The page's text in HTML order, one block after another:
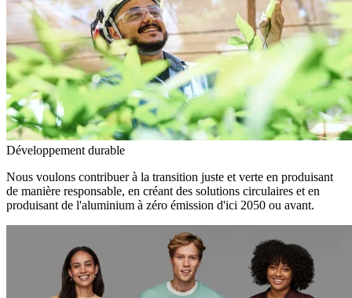
Développement durable
Nous voulons contribuer à la transition juste et verte en produisant
de manière responsable, en créant des solutions circulaires et en
produisant de l'aluminium à zéro émission d'ici 2050 ou avant.